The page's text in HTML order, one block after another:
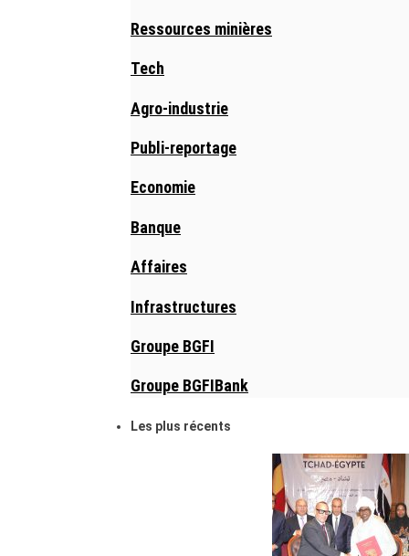
Ressources minières
Tech
Agro-industrie
Publi-reportage
Economie
Banque
Affaires
Infrastructures
Groupe BGFI
Groupe BGFIBank
Les plus récents